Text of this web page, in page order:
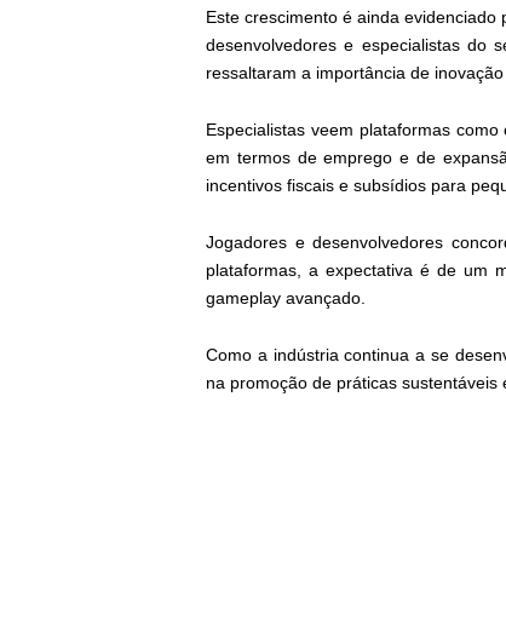
Este crescimento é ainda
desenvolvedores e especialistas do
ressaltaram a importância de
Especialistas veem plataformas
em termos de emprego e de
incentivos fiscais e subsídios para
Jogadores e desenvolvedores
plataformas, a expectativa é de um
gameplay avançado.
Como a indústria continua a se
na promoção de práticas sustentáveis